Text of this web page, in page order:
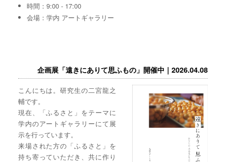
時間：9:00 - 17:00
会場：学内 アートギャラリー
企画展「遠きにありて思ふもの」開催中｜2026.04.08
こんにちは。研究生の二宮龍之
輔です。
現在、「ふるさと」をテーマに
学内のアートギャラリーにて展
示を行っています。
来場された方の「ふるさと」を
持ち寄っていただき、共に作り